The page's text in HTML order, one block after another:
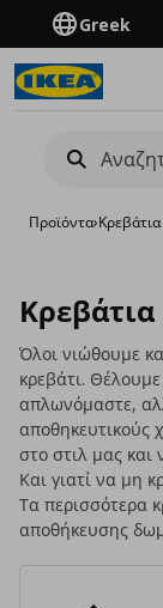
Greek
Προϊόντα›Κρεβάτια
Κρεβάτια
Όλοι νιώθουμε
κρεβάτι.
απλωνόμαστε,
αποθηκευτικούς
στο στιλ μας και
Και γιατί να μη
Τα περισσότερα
αποθήκευσης